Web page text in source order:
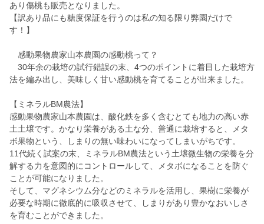
あり傷桃も販売となりました。
【訳あり品にも糖度保証を行うのは私の知る限り弊園だけで
す！】
感動果物農家山本農園の感動桃って？
30年余の栽培の試行錯誤の末、4つのポイントに着目した栽培方
法を編み出し、美味しく甘い感動桃を育てることが出来ました。
【ミネラルBM農法】
感動果物農家山本農園は、酸化鉄を多く含むとても地力の高い赤
土土壌です。かなり栄養がある土な分、普通に栽培すると、メタ
ボ果物という、しまりの無い味わいになってしまいがちです。
11代続く試案の末、ミネラルBM農法という土壌微生物の栄養を分
解する力を意図的にコントロールして、メタボになることを防ぐ
ことが可能になりました。
そして、マグネシウム分などのミネラルを活用し、果樹に栄養が
必要な時期に徹底的に吸収させて、しまりがあり豊かなおいしさ
を育むことができました。